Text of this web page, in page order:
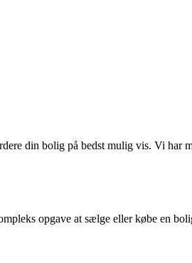
din bolig på bedst mulig vis. Vi har
opgave at sælge eller købe en